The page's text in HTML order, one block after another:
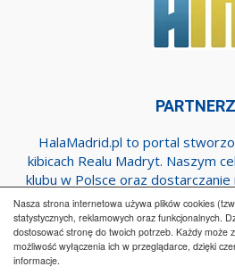
Nasza strona internetowa używa plików cookies
statystycznych, reklamowych oraz funkcjonalnych.
dostosować stronę do twoich potrzeb. Każdy może
możliwość wyłączenia ich w przeglądarce, dzięki
informacje.
HalaMadrid.pl to portal
kibicach Realu Madryt. Naszym
klubu w Polsce oraz
dotyczących zespołu z Estadio
Regulamin Współpraca Reklama